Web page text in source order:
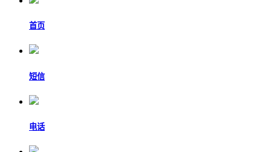
首页
短信
电话